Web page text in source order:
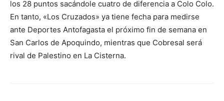
los 28 puntos sacándole cuatro de diferencia a Colo Colo.
En tanto, «Los Cruzados» ya tiene fecha para medirse
ante Deportes Antofagasta el próximo fin de semana en
San Carlos de Apoquindo, mientras que Cobresal será
rival de Palestino en La Cisterna.